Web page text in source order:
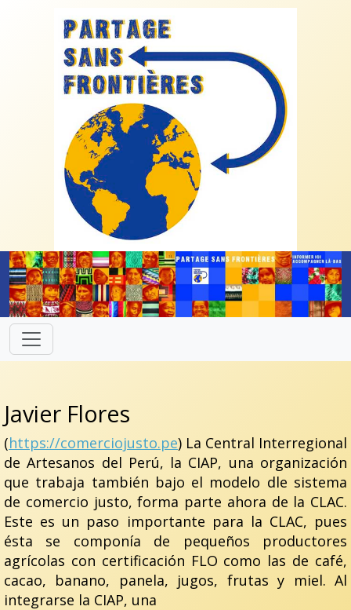
Javier Flores
(https://comerciojusto.pe) La Central Interregional
de Artesanos del Perú, la CIAP, una organización
que trabaja también bajo el modelo dle sistema
de comercio justo, forma parte ahora de la CLAC.
Este es un paso importante para la CLAC, pues
ésta se componía de pequeños productores
agrícolas con certificación FLO como las de café,
cacao, banano, panela, jugos, frutas y miel. Al
integrarse la CIAP, una